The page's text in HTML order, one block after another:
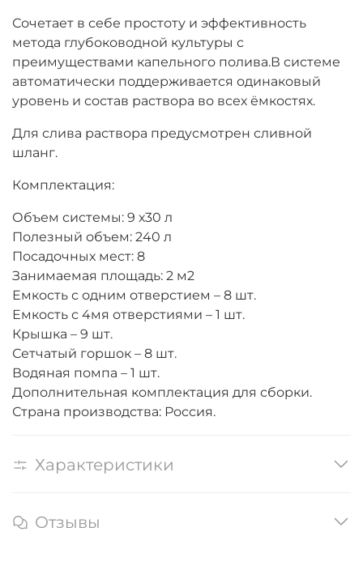
Сочетает в себе простоту и эффективность
метода глубоководной культуры с
преимуществами капельного полива.В системе
автоматически поддерживается одинаковый
уровень и состав раствора во всех ёмкостях.
Для слива раствора предусмотрен сливной
шланг.
Комплектация:
Объем системы: 9 х30 л
Полезный объем: 240 л
Посадочных мест: 8
Занимаемая площадь: 2 м2
Емкость с одним отверстием – 8 шт.
Емкость с 4мя отверстиями – 1 шт.
Крышка – 9 шт.
Сетчатый горшок – 8 шт.
Водяная помпа – 1 шт.
Дополнительная комплектация для сборки.
Страна производства: Россия.
Характеристики
Отзывы